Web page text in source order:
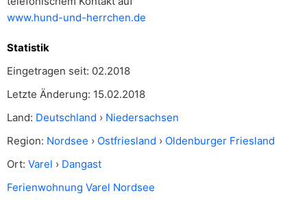
www.hund-und-herrchen.de
Statistik
Eingetragen seit: 02.2018
Letzte Änderung: 15.02.2018
Land: Deutschland › Niedersachsen
Region: Nordsee › Ostfriesland › Oldenburger Friesland
Ort: Varel › Dangast
Ferienwohnung Varel Nordsee